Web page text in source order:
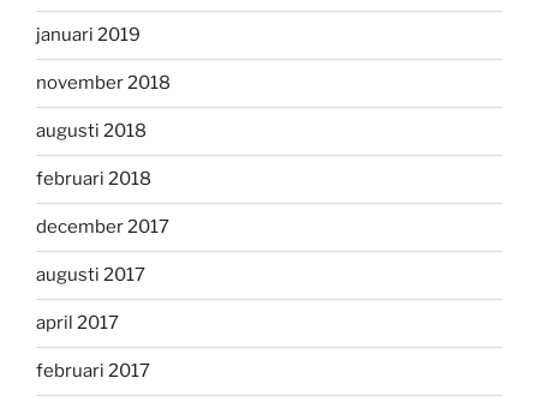
januari 2019
november 2018
augusti 2018
februari 2018
december 2017
augusti 2017
april 2017
februari 2017